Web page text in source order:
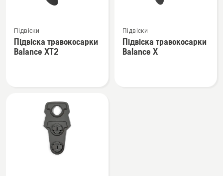
більше
деталей
про
Підвіски
Підвіска травокосарки
Balance XT2
більше
деталей
про
Підвіски
Підвіска травокосарки
Balance X